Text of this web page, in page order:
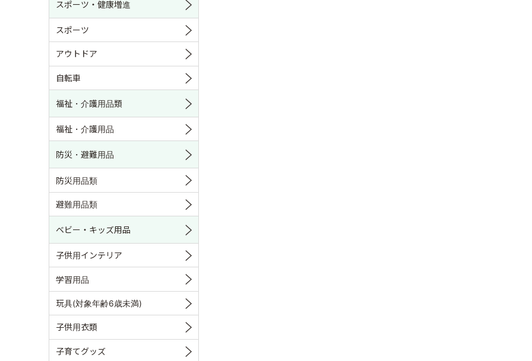
スポーツ・健康増進
スポーツ
アウトドア
自転車
福祉・介護用品類
福祉・介護用品
防災・避難用品
防災用品類
避難用品類
ベビー・キッズ用品
子供用インテリア
学習用品
玩具(対象年齢6歳未満)
子供用衣類
子育てグッズ